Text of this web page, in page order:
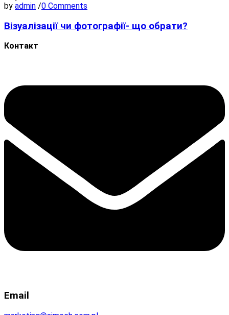
by admin /0 Comments
Візуалізації чи фотографії- що обрати?
Контакт
Email